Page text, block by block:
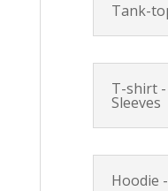
Tank-
T-shirt
Sleeves
Hoodie